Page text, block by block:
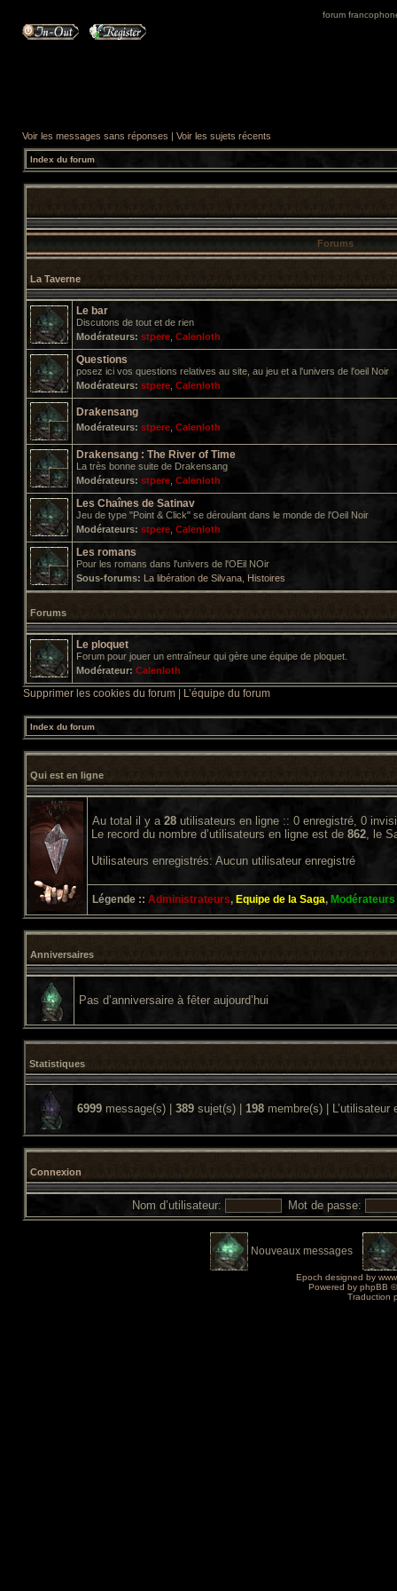
forum
Voir les messages sans réponses | Voir les sujets récents
Index du forum
Forums
La Taverne
Le bar
Discutons de tout et de rien
Modérateurs: stpere Calenloth
Questions
posez ici vos questions relatives au site, au jeu et a l'univers de l'oeil Noir
Modérateurs: stpere Calenloth
Drakensang
Modérateurs: stpere Calenloth
Drakensang : The River of Time
La très bonne suite de Drakensang
Modérateurs: stpere Calenloth
Les Chaînes de Satinav
Jeu de type "Point & Click" se déroulant dans le monde de l'Oeil Noir
Modérateurs: stpere Calenloth
Les romans
Pour les romans dans l'univers de l'OEil NOir
Sous-forums: La libération de Silvana Histoires
Forums
Le ploquet
Forum pour jouer un entraîneur qui gère une équipe de ploquet.
Modérateur: Calenloth
Supprimer les cookies du forum L’équipe du forum
Index du forum
Qui est en ligne
Au total il y a 28 utilisateurs en ligne :: 0 enregistré, 0
Le record du nombre d’utilisateurs en ligne est de 862, le
Utilisateurs enregistrés: Aucun utilisateur enregistré
Légende :: Administrateurs, Equipe de la Saga,
Anniversaires
Pas d’anniversaire à fêter aujourd’hui
Statistiques
6999 message(s) | 389 sujet(s) | 198 membre(s) |
Connexion
Nom d’utilisateur: Mot de passe:
Nouveaux messages
Epoch designed by
Powered by phpBB
Traduction